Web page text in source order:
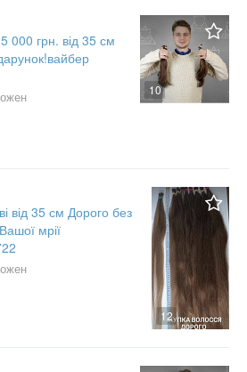
10
000 грн. від 35 см
12
від 35 см Дорого без
мрії